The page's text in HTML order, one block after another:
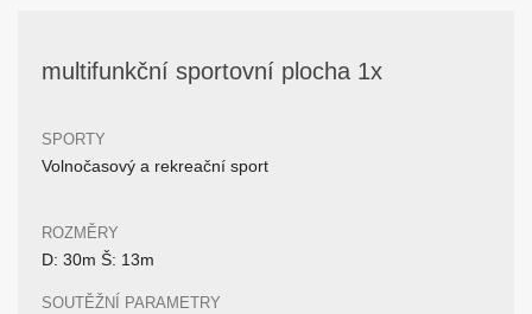
multifunkční sportovní plocha 1x
SPORTY
Volnočasový a rekreační sport
ROZMĚRY
D: 30m Š: 13m
SOUTĚŽNÍ PARAMETRY